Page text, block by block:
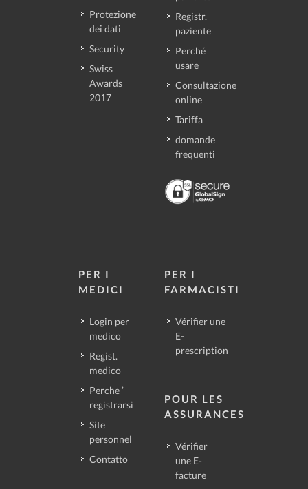
Protezione
dei dati
Security
Swiss
Awards
2017
Registr.
paziente
Perché
usare
Consultazione
online
Tariffa
domande
frequenti
PER I
MEDICI
Login per
medico
Regist.
medico
Perche ’
registrarsi
Site
personnel
Contatto
PER I
FARMACISTI
Vérifier une
E-
prescription
POUR LES
ASSURANCES
Vérifier
une E-
facture